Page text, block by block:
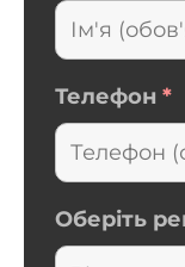
Телефон *
Оберіть